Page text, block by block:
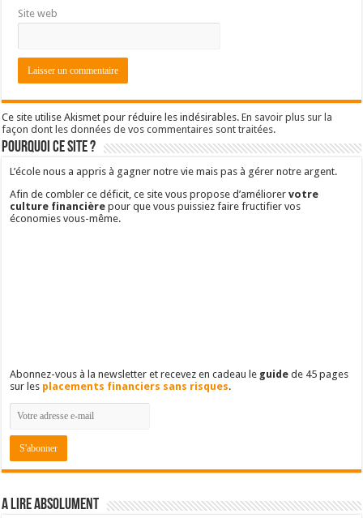
Site web
Ce site utilise Akismet pour réduire les indésirables.En savoir plus sur la
façon dont les données de vos commentaires sont traitées.
Pourquoi ce site ?
L’école nous a appris à gagner notre vie mais pas à gérer notre argent.
Afin de combler ce déficit, ce site vous propose d’améliorervotre
culture financière pour que vous puissiez faire fructifier vos
économies vous-même.
Abonnez-vous à la newsletter et recevez en cadeau le guide de 45 pages
sur les placements financiers sans risques.
A lire absolument